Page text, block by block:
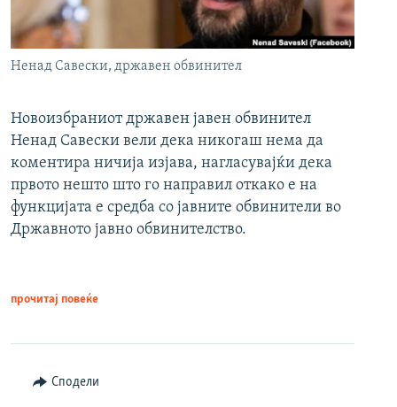
Ненад Савески, државен обвинител
Новоизбраниот државен јавен обвинител
Ненад Савески вели дека никогаш нема да
коментира ничија изјава, нагласувајќи дека
првото нешто што го направил откако е на
функцијата е средба со јавните обвинители во
Државното јавно обвинителство.
прочитај повеќе
Сподели